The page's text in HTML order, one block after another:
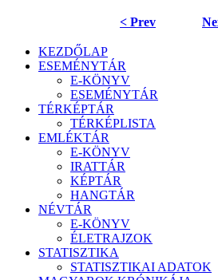
< Prev
KEZDŐLAP
ESEMÉNYTÁR
E-KÖNYV
ESEMÉNYTÁR
TÉRKÉPTÁR
TÉRKÉPLISTA
EMLÉKTÁR
E-KÖNYV
IRATTÁR
KÉPTÁR
HANGTÁR
NÉVTÁR
E-KÖNYV
ÉLETRAJZOK
STATISZTIKA
STATISZTIKAI ADATOK